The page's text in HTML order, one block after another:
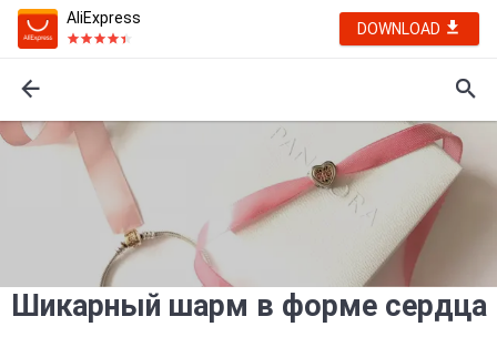
AliExpress
DOWNLOAD
Шикарный шарм в форме сердца